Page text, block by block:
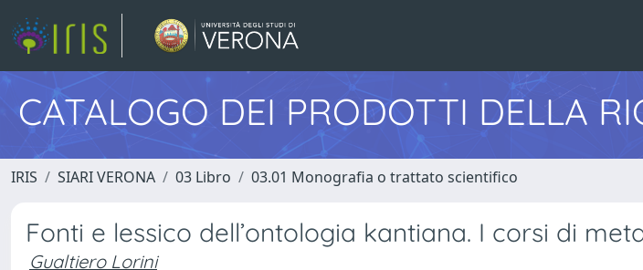
CATALOGO DEI PRODOTTI DELLA
IRIS SIARI VERONA 03 Libro 03.01 Monografia o trattato scientifico
Fonti e lessico dell’ontologia kantiana. I corsi di
Gualtiero Lorini